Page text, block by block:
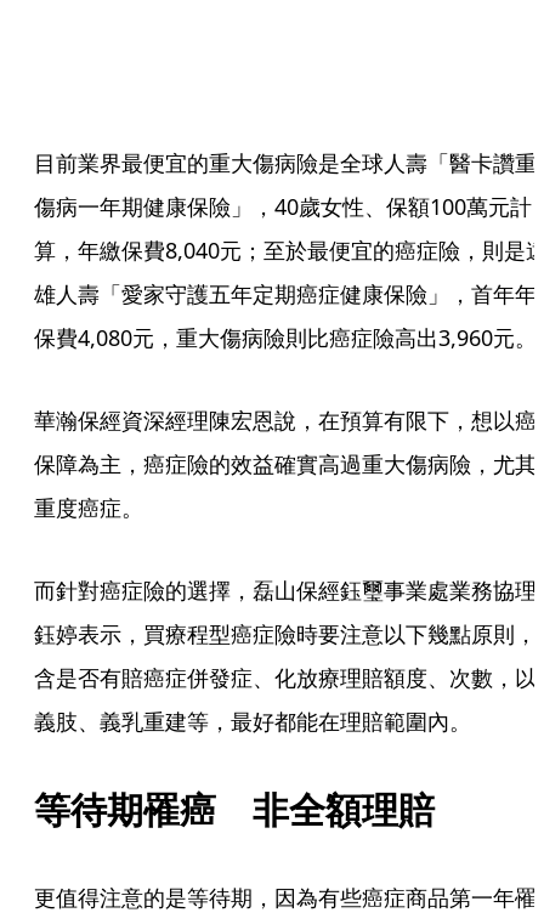
目前業界最便宜的重大傷病險是全球人壽「醫卡讚重
傷病一年期健康保險」，40歲女性、保額100萬元計
算，年繳保費8,040元；至於最便宜的癌症險，則是
雄人壽「愛家守護五年定期癌症健康保險」，首年年
保費4,080元，重大傷病險則比癌症險高出3,960元。
華瀚保經資深經理陳宏恩說，在預算有限下，想以癌
保障為主，癌症險的效益確實高過重大傷病險，尤其
重度癌症。
而針對癌症險的選擇，磊山保經鈺璽事業處業務協理
鈺婷表示，買療程型癌症險時要注意以下幾點原則，
含是否有賠癌症併發症、化放療理賠額度、次數，以
義肢、義乳重建等，最好都能在理賠範圍內。
等待期罹癌　非全額理賠
更值得注意的是等待期，因為有些癌症商品第一年罹